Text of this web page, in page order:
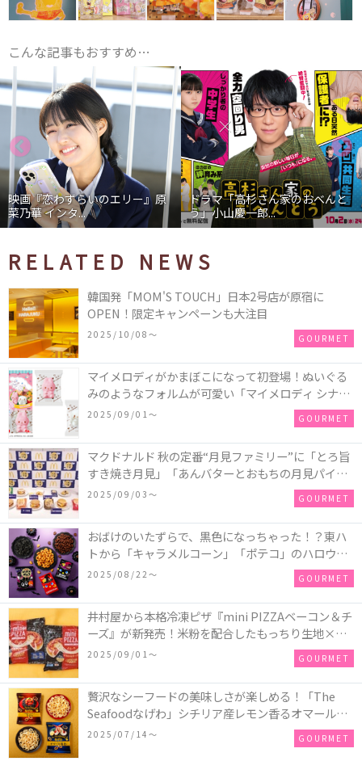
こんな記事もおすすめ…
映画『恋わずらいのエリー』原
菜乃華 インタ...
ドラマ「高杉さん家のおべんと
う」小山慶一郎...
RELATED NEWS
韓国発「MOM'S TOUCH」日本2号店が原宿に
OPEN！限定キャンペーンも大注目
2025/10/08〜 GOURMET
マイメロディがかまぼこになって初登場！ぬいぐる
みのようなフォルムが可愛い「マイメロディ シナモ
ロール かまぼこ」が新発売
2025/09/01〜 GOURMET
マクドナルド 秋の定番“月見ファミリー”に「とろ旨
すき焼き月見」「あんバターとおもちの月見パイ」
「月見マ ックシェイク 山梨県産シャインマスカット
2025/09/03〜 GOURMET
おばけのいたずらで、黒色になっちゃった！？東ハ
トから「キャラメルコーン」「ポテコ」のハロウィ
ン限定商品が新発売♪
2025/08/22〜 GOURMET
井村屋から本格冷凍ピザ『mini PIZZAベーコン＆チ
ーズ』が新発売！米粉を配合したもっちり生地×ご
ろごろ具材×とろけるチーズで満足感たっぷりのピ
2025/09/01〜 GOURMET
贅沢なシーフードの美味しさが楽しめる！「The
Seafoodなげわ」シチリア産レモン香るオマール海
老味、安曇野産わさび香るうに味が期間限定で新発
2025/07/14〜 GOURMET